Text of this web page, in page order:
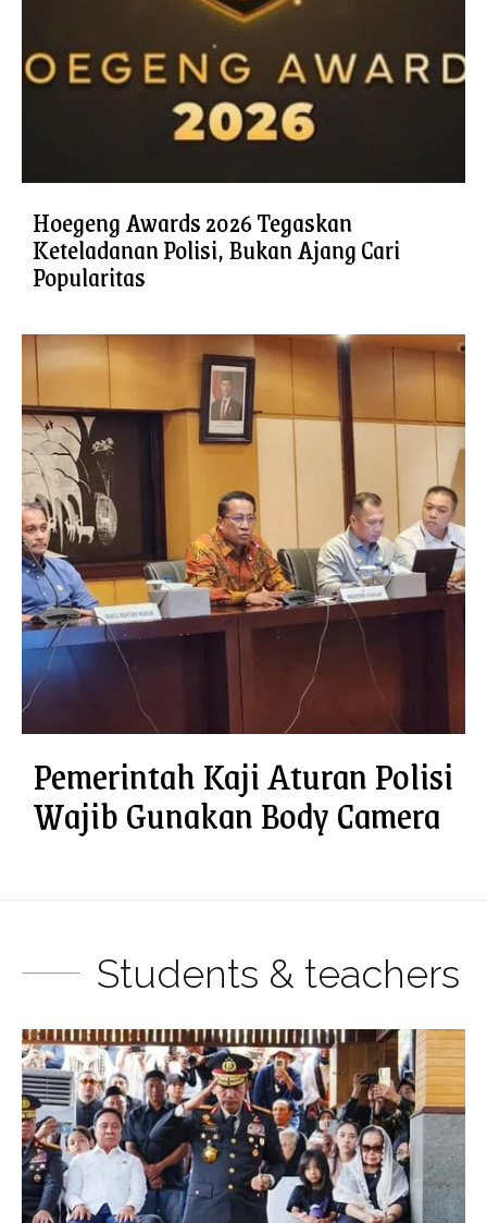
Hoegeng Awards 2026 Tegaskan
Keteladanan Polisi, Bukan Ajang Cari
Popularitas
Pemerintah Kaji Aturan Polisi
Wajib Gunakan Body Camera
Students & teachers